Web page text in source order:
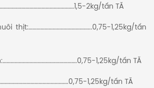
2kg/tấn TĂ
thịt:………………………………………..0,75-1,25kg/tấn
1,25kg/tấn TĂ
1,25kg/tấn TĂ